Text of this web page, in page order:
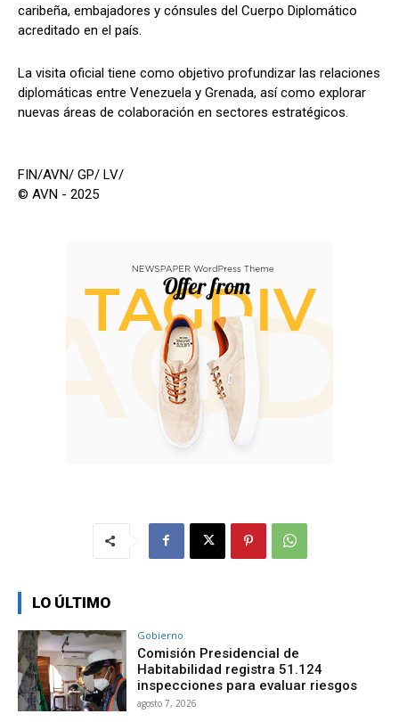
caribeña, embajadores y cónsules del Cuerpo Diplomático
acreditado en el país.
La visita oficial tiene como objetivo profundizar las relaciones
diplomáticas entre Venezuela y Grenada, así como explorar
nuevas áreas de colaboración en sectores estratégicos.
FIN/AVN/ GP/ LV/
© AVN - 2025
LO ÚLTIMO
Gobierno
Comisión Presidencial de
Habitabilidad registra 51.124
inspecciones para evaluar riesgos
agosto 7, 2026